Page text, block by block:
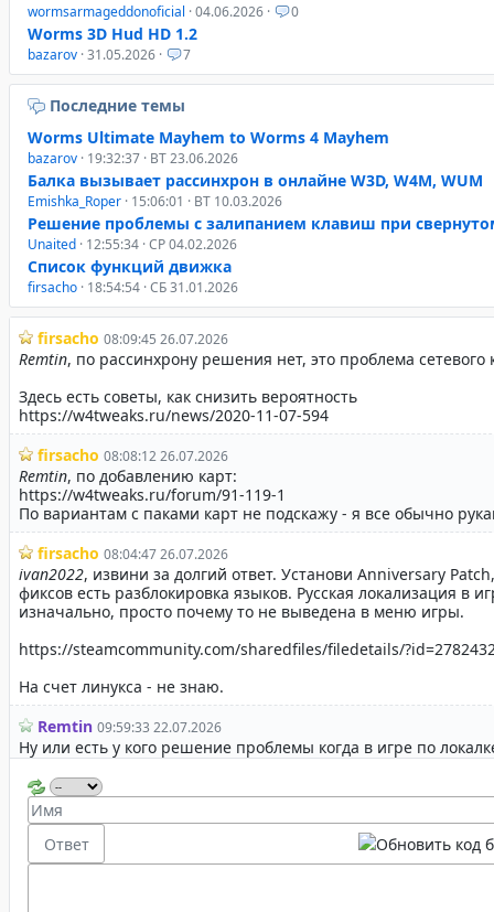
wormsarmageddonoficial · 04.06.2026 · 0
Worms 3D Hud HD 1.2
bazarov · 31.05.2026 · 7
Последние темы
Worms Ultimate Mayhem to Worms 4 Mayhem
bazarov · 19:32:37 · ВТ 23.06.2026
Балка вызывает рассинхрон в онлайне W3D, W4M, WUM
Emishka_Roper · 15:06:01 · ВТ 10.03.2026
Решение проблемы с залипанием клавиш при
Unaited · 12:55:34 · СР 04.02.2026
Список функций движка
firsacho · 18:54:54 · СБ 31.01.2026